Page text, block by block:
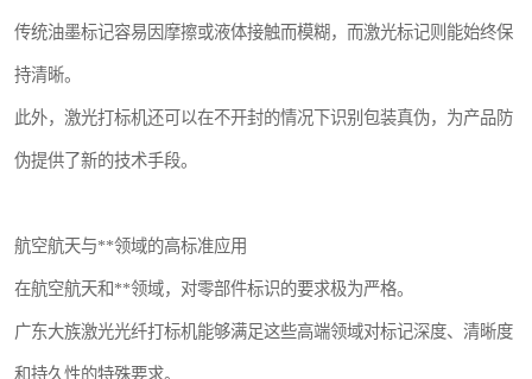
传统油墨标记容易因摩擦或液体接触而模糊，而激光标记则能始终保
持清晰。
此外，激光打标机还可以在不开封的情况下识别包装真伪，为产品防
伪提供了新的技术手段。
航空航天与**领域的高标准应用
在航空航天和**领域，对零部件标识的要求极为严格。
广东大族激光光纤打标机能够满足这些高端领域对标记深度、清晰度
和持久性的特殊要求。